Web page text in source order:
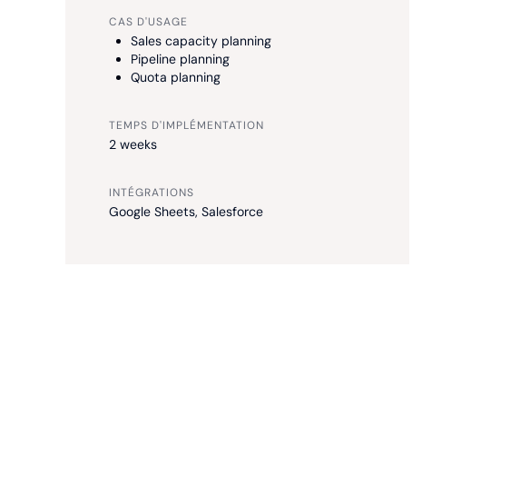
CAS D'USAGE
Sales capacity planning
Pipeline planning
Quota planning
TEMPS D'IMPLÉMENTATION
2 weeks
INTÉGRATIONS
Google Sheets, Salesforce